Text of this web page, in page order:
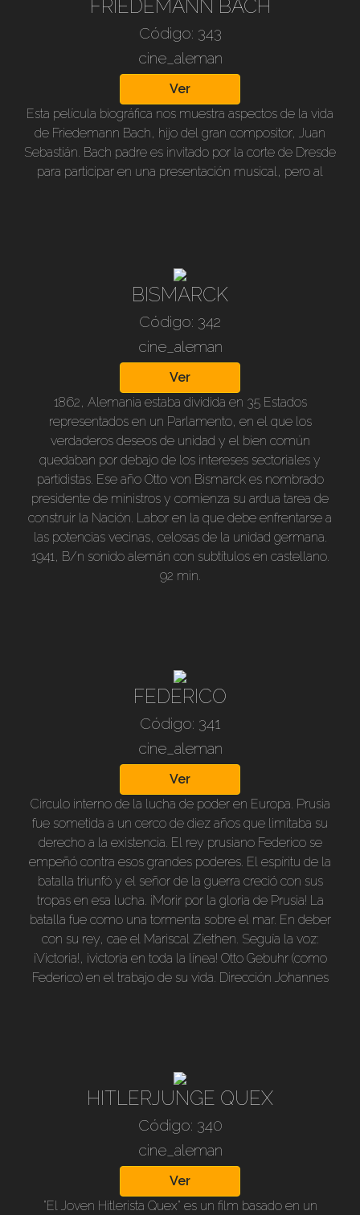
FRIEDEMANN BACH
Código: 343
cine_aleman
Ver
Esta película biográfica nos muestra aspectos de la vida
de Friedemann Bach, hijo del gran compositor, Juan
Sebastián. Bach padre es invitado por la corte de Dresde
para participar en una presentación musical, pero al
BISMARCK
Código: 342
cine_aleman
Ver
1862, Alemania estaba dividida en 35 Estados
representados en un Parlamento, en el que los
verdaderos deseos de unidad y el bien común
quedaban por debajo de los intereses sectoriales y
partidistas. Ese año Otto von Bismarck es nombrado
presidente de ministros y comienza su ardua tarea de
construir la Nación. Labor en la que debe enfrentarse a
las potencias vecinas, celosas de la unidad germana.
1941, B/n sonido alemán con subtítulos en castellano.
92 min.
FEDERICO
Código: 341
cine_aleman
Ver
Circulo interno de la lucha de poder en Europa. Prusia
fue sometida a un cerco de diez años que limitaba su
derecho a la existencia. El rey prusiano Federico se
empeñó contra esos grandes poderes. El espíritu de la
batalla triunfó y el señor de la guerra creció con sus
tropas en esa lucha. ¡Morir por la gloria de Prusia! La
batalla fue como una tormenta sobre el mar. En deber
con su rey, cae el Mariscal Ziethen. Seguía la voz:
¡Victoria!, ¡victoria en toda la línea! Otto Gebuhr (como
Federico) en el trabajo de su vida. Dirección Johannes
HITLERJUNGE QUEX
Código: 340
cine_aleman
Ver
"El Joven Hitlerista Quex" es un film basado en un